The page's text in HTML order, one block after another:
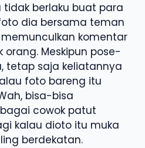
berlaku buat para
dia bersama teman
komentar
Meskipun pose-
tetap saja keliatannya
foto bareng itu
bisa-bisa
cowok patut
kalau dioto itu muka
berdekatan.